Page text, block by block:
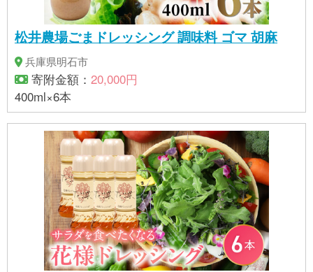
松井農場ごまドレッシング 調味料 ゴマ 胡麻
兵庫県明石市
寄附金額： 20,000円
400ml×6本